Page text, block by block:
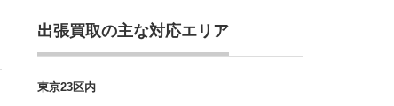
出張買取の主な対応エリア
東京23区内